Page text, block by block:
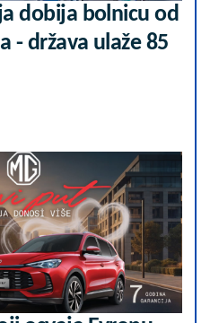
dobija bolnicu od
- država ulaže 85